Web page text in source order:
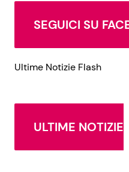
SEGUICI SU
Ultime Notizie Flash
ULTIME NOTIZIE